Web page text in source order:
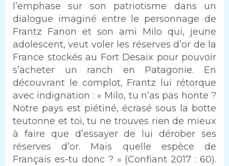
l’emphase sur son patriotisme dans un
dialogue imaginé entre le personnage de
Frantz Fanon et son ami Milo qui, jeune
adolescent, veut voler les réserves d’or de la
France stockés au Fort Desaix pour pouvoir
s’acheter un ranch en Patagonie. En
découvrant le complot, Frantz lui rétorque
avec indignation : « Milo, tu n’as pas honte ?
Notre pays est piétiné, écrasé sous la botte
teutonne et toi, tu ne trouves rien de mieux
à faire que d’essayer de lui dérober ses
réserves d’or. Mais quelle espèce de
Français es-tu donc ? » (Confiant 2017 : 60).